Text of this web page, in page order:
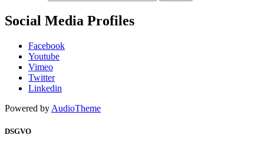
Social Media Profiles
Facebook
Youtube
Vimeo
Twitter
Linkedin
Powered by AudioTheme
DSGVO